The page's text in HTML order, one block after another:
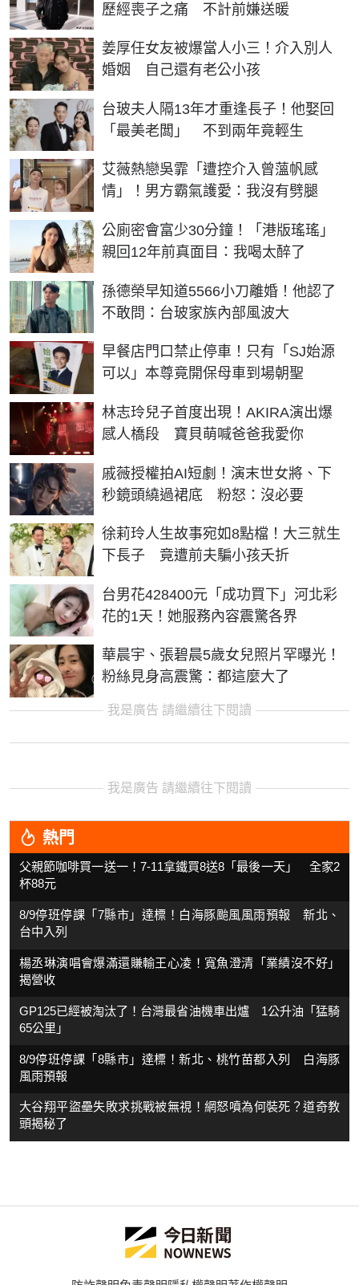
歷經喪子之痛 不計前嫌送暖
姜厚任女友被爆當人小三！介入別人
婚姻 自己還有老公小孩
台玻夫人隔13年才重逢長子！他娶回
「最美老闆」 不到兩年竟輕生
艾薇熱戀吳霏「遭控介入曾薀帆感
情」！男方霸氣護愛：我沒有劈腿
公廁密會富少30分鐘！「港版瑤瑤」
親回12年前真面目：我喝太醉了
孫德榮早知道5566小刀離婚！他認了
不敢問：台玻家族內部風波大
早餐店門口禁止停車！只有「SJ始源
可以」本尊竟開保母車到場朝聖
林志玲兒子首度出現！AKIRA演出爆
感人橋段 寶貝萌喊爸爸我愛你
戚薇授權拍AI短劇！演末世女將、下
秒鏡頭繞過裙底 粉怒：沒必要
徐莉玲人生故事宛如8點檔！大三就生
下長子 竟遭前夫騙小孩夭折
台男花428400元「成功買下」河北彩
花的1天！她服務內容震驚各界
華晨宇、張碧晨5歲女兒照片罕曝光！
粉絲見身高震驚：都這麼大了
我是廣告 請繼續往下閱讀
我是廣告 請繼續往下閱讀
熱門
父親節咖啡買一送一！7-11拿鐵買8送8「最後一天」 全家2
杯88元
8/9停班停課「7縣市」達標！白海豚颱風風雨預報 新北、
台中入列
楊丞琳演唱會爆滿還賺輸王心凌！寬魚澄清「業績沒不好」
揭營收
GP125已經被淘汰了！台灣最省油機車出爐 1公升油「猛騎
65公里」
8/9停班停課「8縣市」達標！新北、桃竹苗都入列 白海豚
風雨預報
大谷翔平盜壘失敗求挑戰被無視！網怒噴為何裝死？道奇教
頭揭秘了